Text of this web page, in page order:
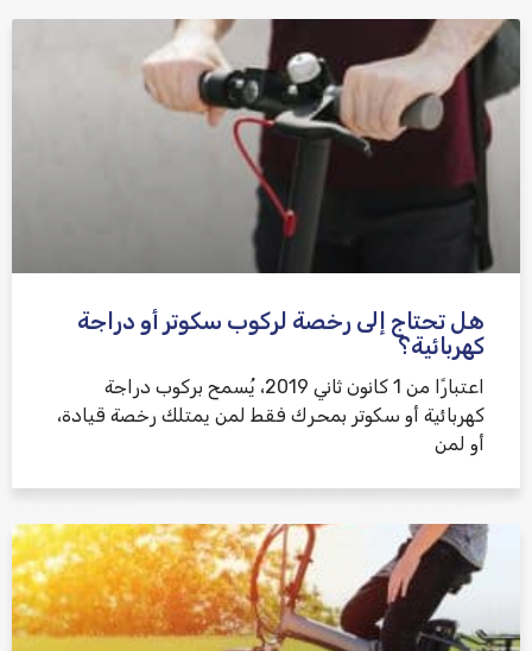
هل تحتاج إلى رخصة لركوب سكوتر أو دراجة
كهربائية؟
اعتبارًا من 1 كانون ثاني 2019، يُسمح بركوب دراجة
كهربائية أو سكوتر بمحرك فقط لمن يمتلك رخصة قيادة،
أو لمن